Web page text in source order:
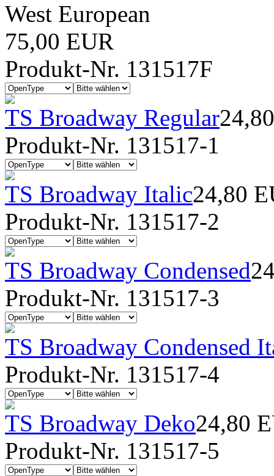
West European
75,00 EUR
Produkt-Nr. 131517F
TS Broadway Regular
Produkt-Nr. 131517-1
TS Broadway Italic24,80
Produkt-Nr. 131517-2
TS Broadway Condensed
Produkt-Nr. 131517-3
TS Broadway Condensed
Produkt-Nr. 131517-4
TS Broadway Deko24,80
Produkt-Nr. 131517-5